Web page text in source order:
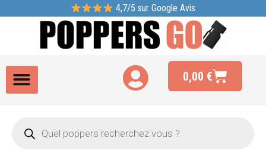
4,7/5 sur Google Avis
0,00€